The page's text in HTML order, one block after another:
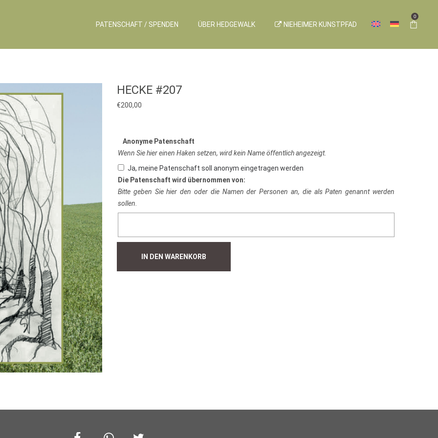
PATENSCHAFT / SPENDEN ÜBER HEDGEWALK NIEHEIMER KUNSTPFAD
0
HECKE #207
€200,00
Anonyme Patenschaft
Wenn Sie hier einen Haken setzen, wird kein Name öffentlich angezeigt.
Ja, meine Patenschaft soll anonym eingetragen werden
Die Patenschaft wird übernommen von:
Bitte geben Sie hier den oder die Namen der Personen an, die als Paten genannt werden
sollen.
Menge
IN DEN WARENKORB